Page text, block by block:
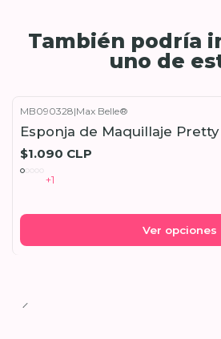
También podría
uno de
MB090328|Max Belle®
Esponja de Maquillaje Pretty
$1.090 CLP
+1
Ver opciones